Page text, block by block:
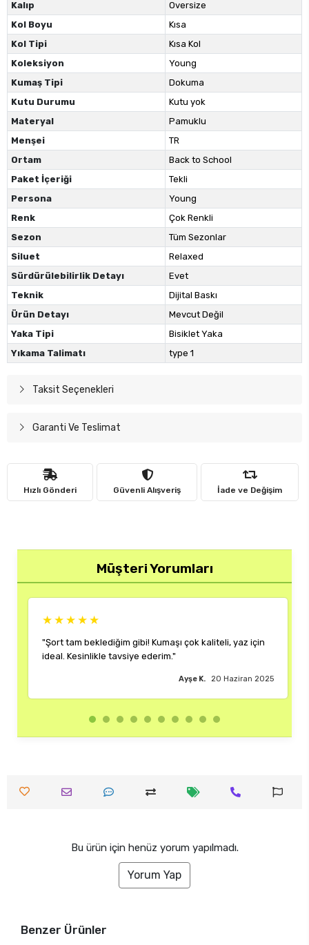
Kalıp
Oversize
Kol Boyu
Kısa
Kol Tipi
Kısa Kol
Koleksiyon
Young
Kumaş Tipi
Dokuma
Kutu Durumu
Kutu yok
Materyal
Pamuklu
Menşei
TR
Ortam
Back to School
Paket İçeriği
Tekli
Persona
Young
Renk
Çok Renkli
Sezon
Tüm Sezonlar
Siluet
Relaxed
Sürdürülebilirlik Detayı
Evet
Teknik
Dijital Baskı
Ürün Detayı
Mevcut Değil
Yaka Tipi
Bisiklet Yaka
Yıkama Talimatı
type 1
Taksit Seçenekleri
Garanti Ve Teslimat
Hızlı Gönderi Güvenli Alışveriş İade ve Değişim
Müşteri Yorumları
★★★★★
"Şort tam beklediğim gibi! Kumaşı çok kaliteli, yaz için
ideal. Kesinlikle tavsiye ederim."
Ayşe K. 20 Haziran 2025
Bu ürün için henüz yorum yapılmadı.
Yorum Yap
Benzer Ürünler